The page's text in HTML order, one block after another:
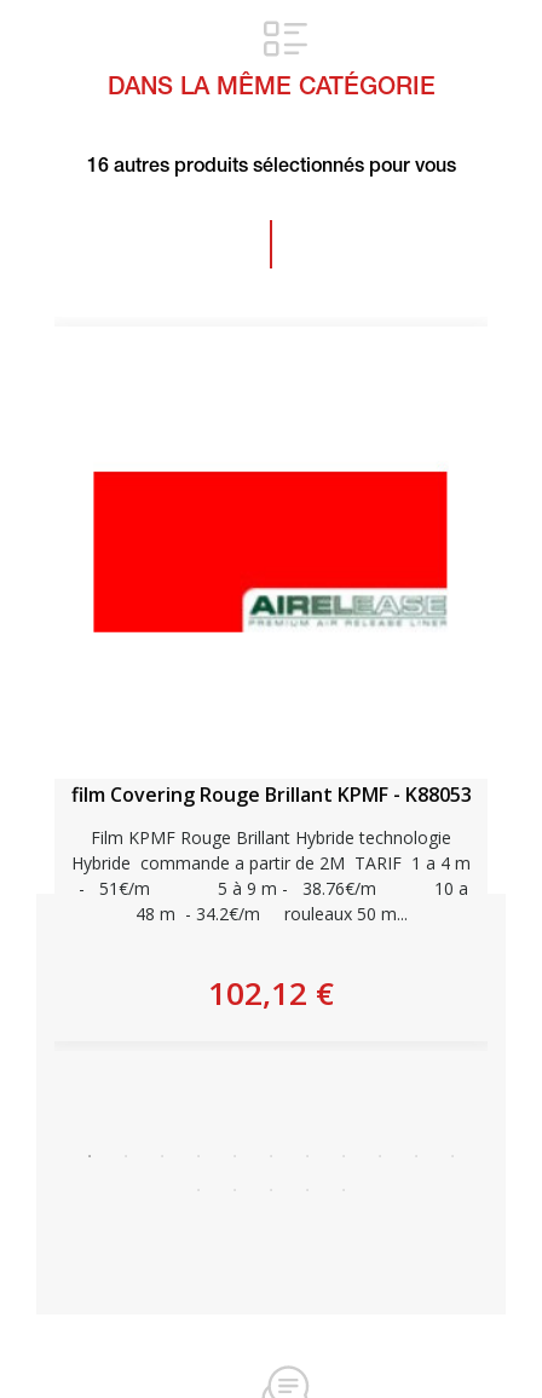
DANS LA MÊME CATÉGORIE
16 autres produits sélectionnés pour vous
Personnaliser
film Covering Rouge Brillant KPMF - K88053
Film KPMF Rouge Brillant Hybride technologie
Hybride commande a partir de 2M TARIF 1 a 4 m
- 51€/m 5 à 9 m - 38.76€/m 10 a
48 m - 34.2€/m rouleaux 50 m...
102,12 €